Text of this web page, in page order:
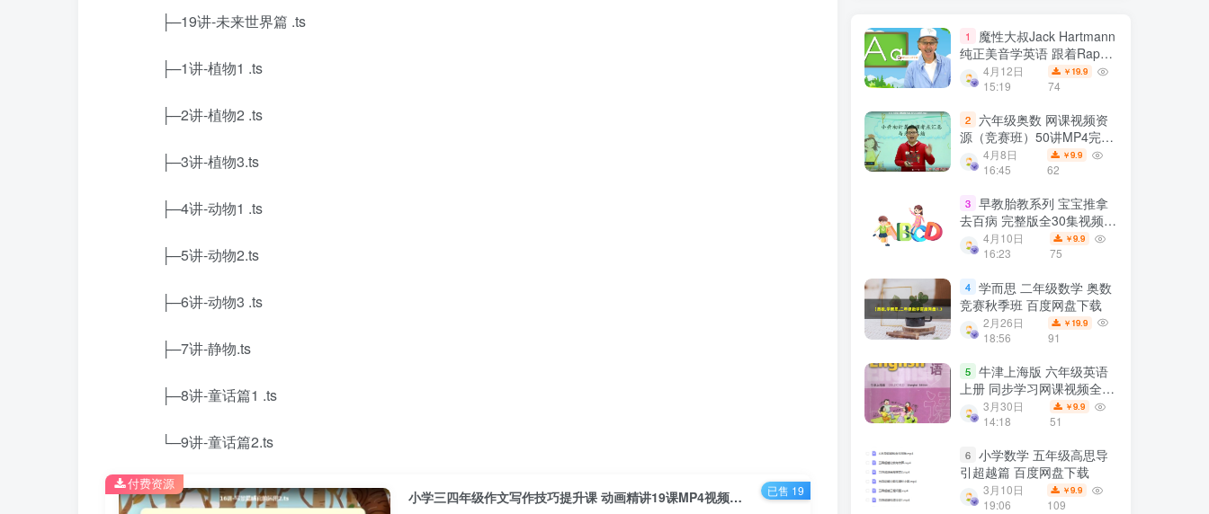
├─19讲-未来世界篇 .ts
├─1讲-植物1 .ts
├─2讲-植物2 .ts
├─3讲-植物3.ts
├─4讲-动物1 .ts
├─5讲-动物2.ts
├─6讲-动物3 .ts
├─7讲-静物.ts
├─8讲-童话篇1 .ts
└─9讲-童话篇2.ts
小学三四年级作文写作技巧提升课 动画精讲19课MP4视频网课 百度网盘下载
付费资源 已售 19
1
魔性大叔Jack Hartmann
纯正美音学英语 跟着Rap大
叔一起跳舞全1692集 百度
网盘下载
4月12日
15:19
￥ 19.9
74
2 六年级奥数 网课视频资
源（竞赛班）50讲MP4完结
百度网盘下载
4月8日
16:45
￥9.9
62
3 早教胎教系列 宝宝推拿
去百病 完整版全30集视频资
源 百度网盘下载
4月10日
16:23
￥9.9
75
4 学而思 二年级数学 奥数
竞赛秋季班 百度网盘下载
2月26日
18:56
￥ 19.9
91
5 牛津上海版 六年级英语
上册 同步学习网课视频全套
(五四制 11单元) 百度云网盘
下载
3月30日
14:18
￥9.9
51
6 小学数学 五年级高思导
引超越篇 百度网盘下载
3月10日
19:06
￥9.9
109